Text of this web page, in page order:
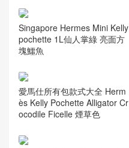
Singapore Hermes Mini Kelly
pochette 1L仙人掌綠 亮面方
塊鱷魚
愛馬仕所有包款式大全 Herm
ès Kelly Pochette Alligator Cr
ocodile Ficelle 煙草色